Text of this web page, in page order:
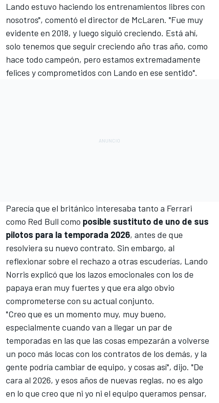
Lando estuvo haciendo los entrenamientos libres con
nosotros", comentó el director de McLaren. "Fue muy
evidente en 2018, y luego siguió creciendo. Está ahí,
solo tenemos que seguir creciendo año tras año, como
hace todo campeón, pero estamos extremadamente
felices y comprometidos con Lando en ese sentido".
Parecía que el británico interesaba tanto a Ferrari
como Red Bull como posible sustituto de uno de sus
pilotos para la temporada 2026, antes de que
resolviera su nuevo contrato. Sin embargo, al
reflexionar sobre el rechazo a otras escuderías, Lando
Norris explicó que los lazos emocionales con los de
papaya eran muy fuertes y que era algo obvio
comprometerse con su actual conjunto.
"Creo que es un momento muy, muy bueno,
especialmente cuando van a llegar un par de
temporadas en las que las cosas empezarán a volverse
un poco más locas con los contratos de los demás, y la
gente podría cambiar de equipo, y cosas así", dijo. "De
cara al 2026, y esos años de nuevas reglas, no es algo
en lo que creo que ni yo ni el equipo queramos pensar,